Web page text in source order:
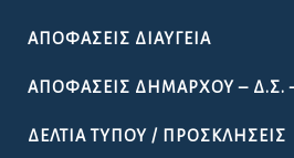
ΑΠΟΦΆΣΕΙΣ ΔΙΑΎΓΕΙΑ
ΑΠΟΦΆΣΕΙΣ ΔΗΜΆΡΧΟΥ – Δ.Σ.
ΔΕΛΤΊΑ ΤΎΠΟΥ / ΠΡΟΣΚΛΉΣΕΙΣ